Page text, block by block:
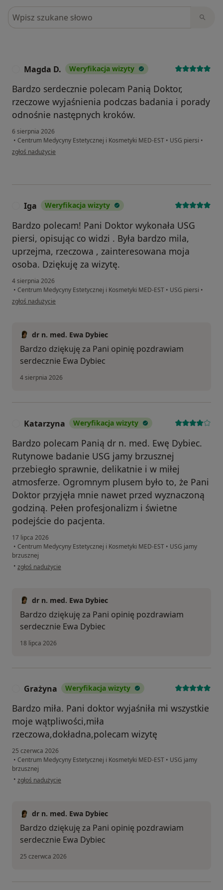
Szukaj w opiniach
Magda D. Weryfikacja wizyty
Bardzo serdecznie polecam Panią Doktor,
rzeczowe wyjaśnienia podczas badania i porady
odnośnie następnych kroków.
6 sierpnia 2026
• Centrum Medycyny Estetycznej i Kosmetyki MED-EST • USG piersi •
w opinii użytkownika Magda D.
zgłoś nadużycie
Iga Weryfikacja wizyty
Bardzo polecam! Pani Doktor wykonała USG
piersi, opisując co widzi . Była bardzo mila,
uprzejma, rzeczowa , zainteresowana moja
osoba. Dziękuję za wizytę.
4 sierpnia 2026
• Centrum Medycyny Estetycznej i Kosmetyki MED-EST • USG piersi •
w opinii użytkownika Iga
zgłoś nadużycie
dr n. med. Ewa Dybiec
Bardzo dziękuję za Pani opinię pozdrawiam
serdecznie Ewa Dybiec
4 sierpnia 2026
Katarzyna Weryfikacja wizyty
Bardzo polecam Panią dr n. med. Ewę Dybiec.
Rutynowe badanie USG jamy brzusznej
przebiegło sprawnie, delikatnie i w miłej
atmosferze. Ogromnym plusem było to, że Pani
Doktor przyjęła mnie nawet przed wyznaczoną
godziną. Pełen profesjonalizm i świetne
podejście do pacjenta.
17 lipca 2026
• Centrum Medycyny Estetycznej i Kosmetyki MED-EST • USG jamy
brzusznej
• w opinii użytkownika Katarzyna
zgłoś nadużycie
dr n. med. Ewa Dybiec
Bardzo dziękuję za Pani opinię pozdrawiam
serdecznie Ewa Dybiec
18 lipca 2026
Grażyna Weryfikacja wizyty
Bardzo miła. Pani doktor wyjaśniła mi wszystkie
moje wątpliwości,miła
rzeczowa,dokładna,polecam wizytę
25 czerwca 2026
• Centrum Medycyny Estetycznej i Kosmetyki MED-EST • USG jamy
brzusznej
• w opinii użytkownika Grażyna
zgłoś nadużycie
dr n. med. Ewa Dybiec
Bardzo dziękuję za Pani opinię pozdrawiam
serdecznie Ewa Dybiec
25 czerwca 2026